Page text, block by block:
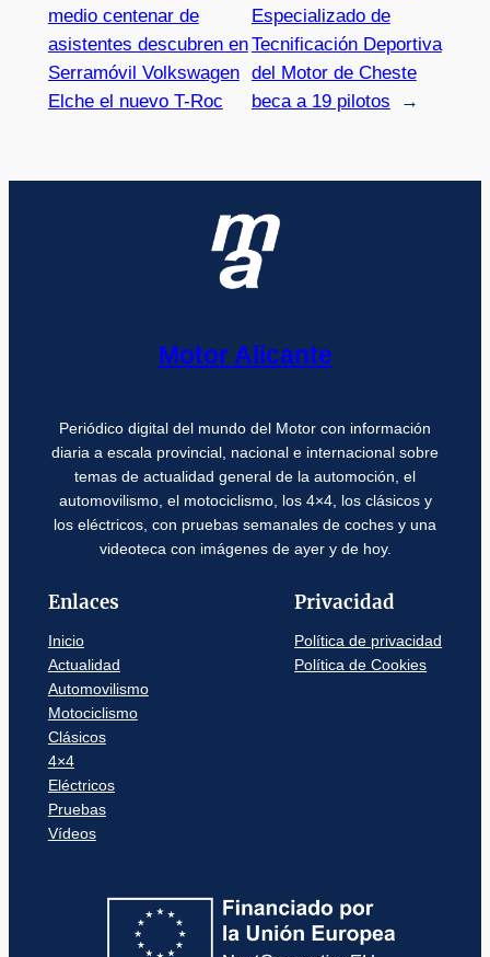
medio centenar de
asistentes descubren en
Serramóvil Volkswagen
Elche el nuevo T-Roc
Especializado de
Tecnificación Deportiva
del Motor de Cheste
beca a 19 pilotos
→
Motor Alicante
Periódico digital del mundo del Motor con información
diaria a escala provincial, nacional e internacional sobre
temas de actualidad general de la automoción, el
automovilismo, el motociclismo, los 4×4, los clásicos y
los eléctricos, con pruebas semanales de coches y una
videoteca con imágenes de ayer y de hoy.
Enlaces
Inicio
Actualidad
Automovilismo
Motociclismo
Clásicos
4×4
Eléctricos
Pruebas
Vídeos
Privacidad
Política de privacidad
Política de Cookies